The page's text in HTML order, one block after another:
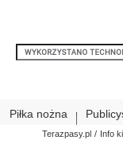
Piłka nożna
Terazpasy.pl / Info